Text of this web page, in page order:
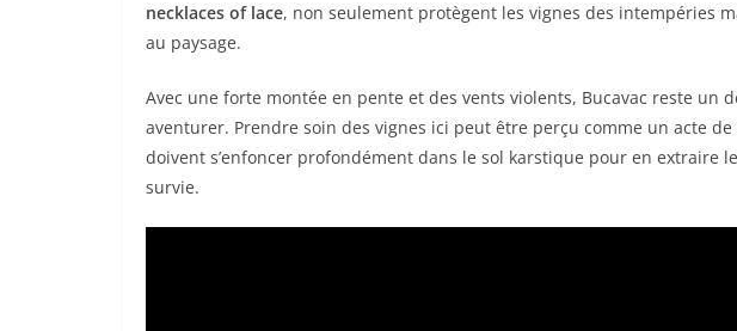
necklaces of lace, non seulement protègent les vignes des intempéries
au paysage.
Avec une forte montée en pente et des vents violents, Bucavac reste un
aventurer. Prendre soin des vignes ici peut être perçu comme un acte
doivent s’enfoncer profondément dans le sol karstique pour en extraire
survie.